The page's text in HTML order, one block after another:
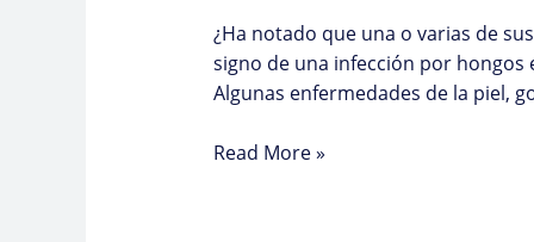
¿Ha notado que una o varias de
signo de una infección por hongos
Algunas enfermedades de la piel,
Read More »